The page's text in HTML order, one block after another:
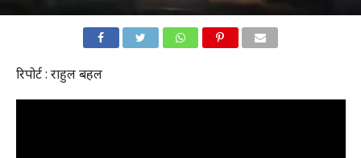
रिपोर्ट : राहुल बहल